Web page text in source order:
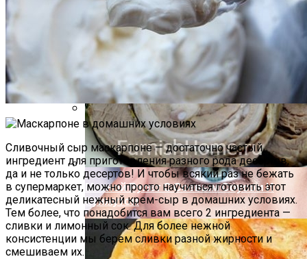
Почему Нельзя Повторно Кипятить
Воду Для Приготовления Чая Или Кофе
Маникюр Бордового Цвета
Мясной Рулет С Соевым Соусом И
Кунжутом
Сливочный сыр маскарпоне — достаточно частый
ингредиент для приготовления разного рода десертов,
да и не только десертов! И чтобы всякий раз не бежать
в супермаркет, можно просто научиться готовить этот
деликатесный нежный крем-сыр в домашних условиях.
Тем более, что понадобится вам всего 2 ингредиента —
сливки и лимонный сок. Для более нежной
консистенции мы берем сливки разной жирности и
смешиваем их.